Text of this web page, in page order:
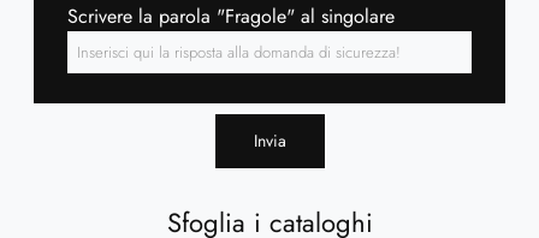
Sfoglia i cataloghi
Scrivere la parola "Fragole" al singolare
Invia